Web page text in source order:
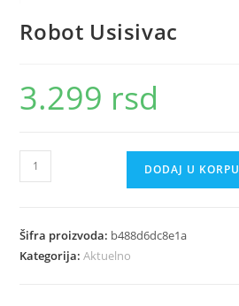
Robot Usisivac
3.299 rsd
Robot
Usisivac
DODAJ U KORPU
Šifra proizvoda: b488d6dc8e1a
Kategorija:Aktuelno